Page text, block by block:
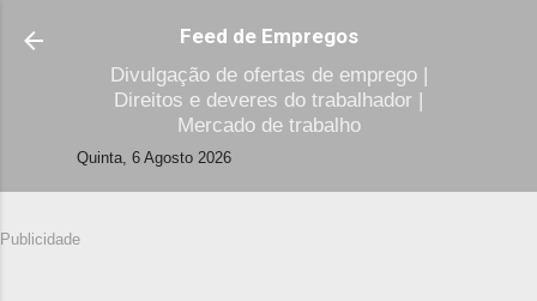
Avançar para o conteúdo principal
Feed de Empregos
Divulgação de ofertas de emprego |
Direitos e deveres do trabalhador |
Mercado de trabalho
Quinta, 6 Agosto 2026
Publicidade